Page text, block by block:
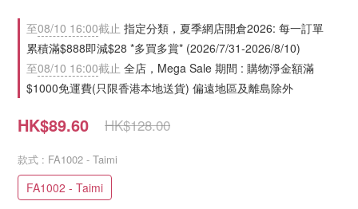
至08/10 16:00截止 指定分類，夏季網店開倉2026: 每一訂單
累積滿$888即減$28 *多買多賞* (2026/7/31-2026/8/10)
至08/10 16:00截止 全店，Mega Sale 期間 : 購物淨金額滿
$1000免運費(只限香港本地送貨) 偏遠地區及離島除外
HK$89.60 HK$128.00
款式 : FA1002 - Taimi
FA1002 - Taimi